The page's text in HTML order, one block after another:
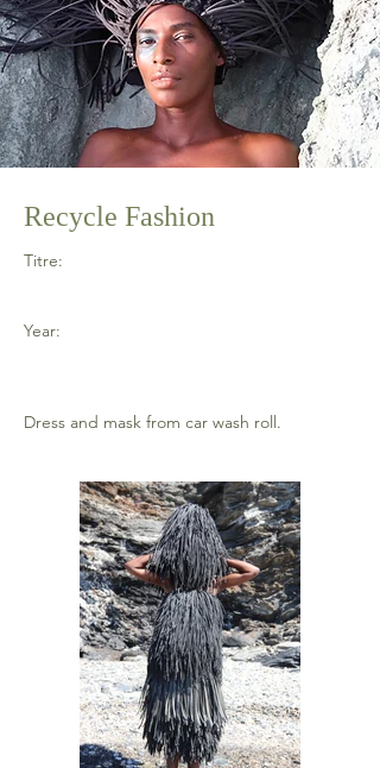
Recycle Fashion
Titre:
Year:
Dress and mask from car wash roll.